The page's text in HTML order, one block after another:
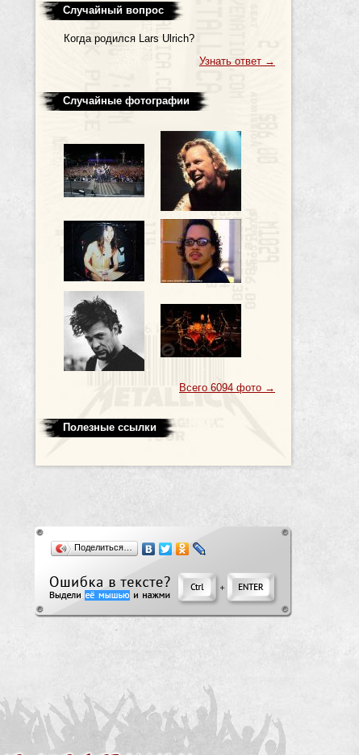
Случайный вопрос
Когда родился Lars Ulrich?
Узнать ответ →
Случайные фотографии
Всего 6094 фото →
Полезные ссылки
Поделиться…